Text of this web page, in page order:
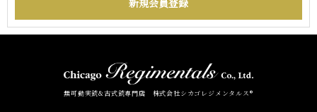
無可動実銃&古式銃専門店 株式会社シカゴレジメンタルス®